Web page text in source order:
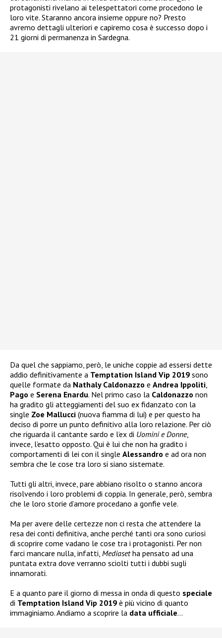
protagonisti rivelano ai telespettatori come procedono le
loro vite. Staranno ancora insieme oppure no? Presto
avremo dettagli ulteriori e capiremo cosa è successo dopo i
21 giorni di permanenza in Sardegna.
Da quel che sappiamo, però, le uniche coppie ad essersi dette
addio definitivamente a Temptation Island Vip 2019 sono
quelle formate da Nathaly Caldonazzo e Andrea Ippoliti,
Pago e Serena Enardu. Nel primo caso la Caldonazzo non
ha gradito gli atteggiamenti del suo ex fidanzato con la
single Zoe Mallucci (nuova fiamma di lui) e per questo ha
deciso di porre un punto definitivo alla loro relazione. Per ciò
che riguarda il cantante sardo e l’ex di Uomini e Donne,
invece, l’esatto opposto. Qui è lui che non ha gradito i
comportamenti di lei con il single Alessandro e ad ora non
sembra che le cose tra loro si siano sistemate.
Tutti gli altri, invece, pare abbiano risolto o stanno ancora
risolvendo i loro problemi di coppia. In generale, però, sembra
che le loro storie d’amore procedano a gonfie vele.
Ma per avere delle certezze non ci resta che attendere la
resa dei conti definitiva, anche perché tanti ora sono curiosi
di scoprire come vadano le cose tra i protagonisti. Per non
farci mancare nulla, infatti, Mediasetha pensato ad una
puntata extra dove verranno sciolti tutti i dubbi sugli
innamorati.
E a quanto pare il giorno di messa in onda di questo speciale
di Temptation Island Vip 2019 è più vicino di quanto
immaginiamo. Andiamo a scoprire la data ufficiale…